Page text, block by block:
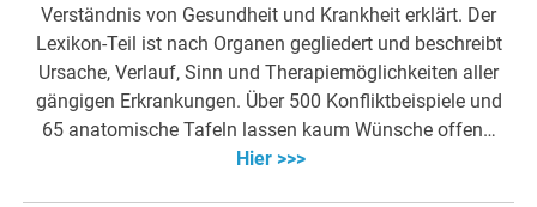
Verständnis von Gesundheit und Krankheit erklärt. Der
Lexikon-Teil ist nach Organen gegliedert und beschreibt
Ursache, Verlauf, Sinn und Therapiemöglichkeiten aller
gängigen Erkrankungen. Über 500 Konfliktbeispiele und
65 anatomische Tafeln lassen kaum Wünsche offen…
Hier >>>